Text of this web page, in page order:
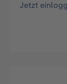
Jetzt